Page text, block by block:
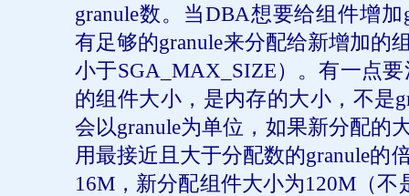
granule数。当DBA想要给组件增加
有足够的granule来分配给新增加的
小于SGA_MAX_SIZE）。有一点
的组件大小，是内存的大小，不是
会以granule为单位，如果新分配的
用最接近且大于分配数的granule的
16M ，新分配组件大小为120M （不